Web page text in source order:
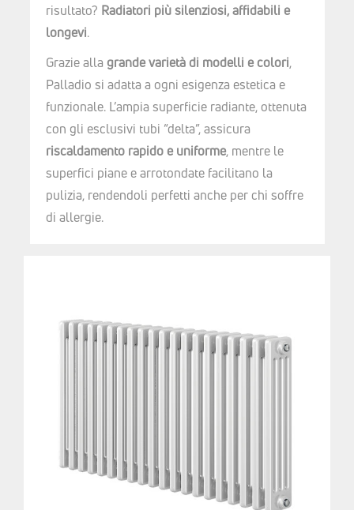
risultato? Radiatori più silenziosi, affidabili e
longevi.
Grazie alla grande varietà di modelli e colori,
Palladio si adatta a ogni esigenza estetica e
funzionale. L’ampia superficie radiante, ottenuta
con gli esclusivi tubi “delta”, assicura
riscaldamento rapido e uniforme, mentre le
superfici piane e arrotondate facilitano la
pulizia, rendendoli perfetti anche per chi soffre
di allergie.